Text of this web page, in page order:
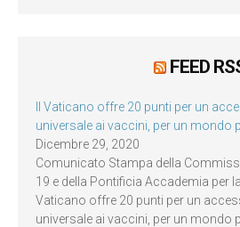
FEED
Il Vaticano offre 20 punti per un
universale ai vaccini, per un mondo
Dicembre 29, 2020
Comunicato Stampa della
19 e della Pontificia Accademia per
Vaticano offre 20 punti per un
universale ai vaccini, per un mondo